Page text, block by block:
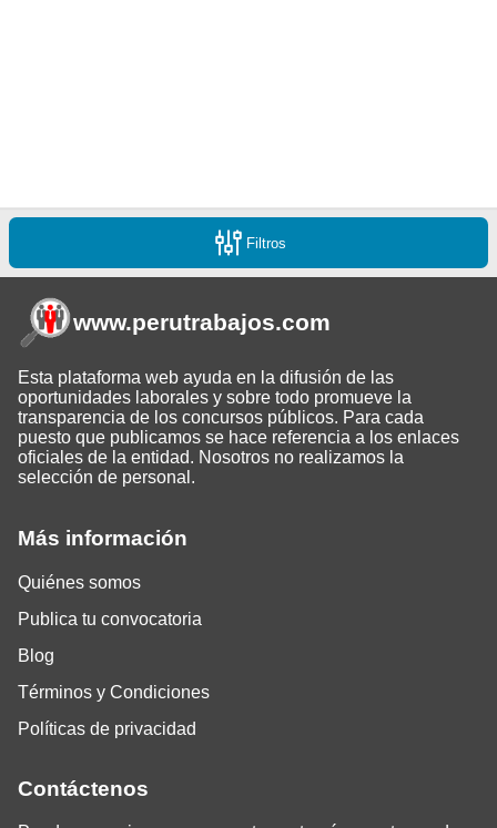
Filtros
Más información
Quiénes somos
Publica tu convocatoria
Blog
Términos y Condiciones
Políticas de privacidad
Contáctenos
www.perutrabajos.com
Esta plataforma web ayuda en la difusión de las
oportunidades laborales y sobre todo promueve la
transparencia de los concursos públicos. Para cada
puesto que publicamos se hace referencia a los enlaces
oficiales de la entidad. Nosotros no realizamos la
selección de personal.